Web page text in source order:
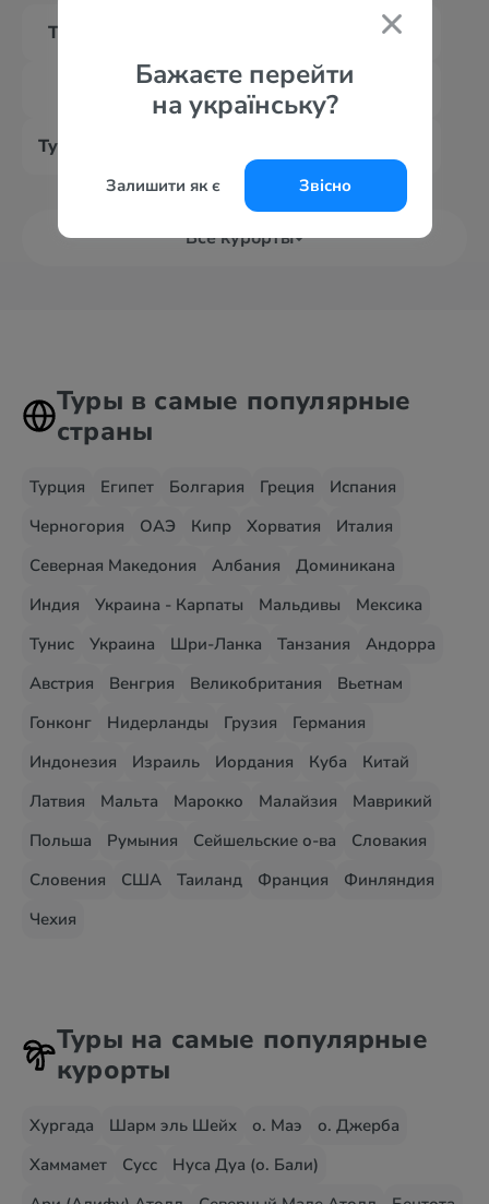
Бажаєте перейти
на українську?
Залишити як є Звісно
Туры из Абу Даби Туры из Дубая
Туры из Граца Туры из Инсбрука
Туры из Зальцбурга
Все курорты
Туры в самые популярные
страны
Турция Египет Болгария Греция
Испания
Черногория
ОАЭ Кипр Хорватия
Италия
Северная Македония
Албания
Доминикана
Индия
Украина - Карпаты Мальдивы
Мексика
Тунис
Украина Шри-Ланка Танзания
Андорра
Австрия
Венгрия Великобритания
Вьетнам
Гонконг
Нидерланды Грузия
Германия
Индонезия
Израиль Иордания Куба
Китай
Латвия
Мальта Марокко Малайзия
Маврикий
Польша
Румыния Сейшельские о-ва
Словакия
Словения
США Таиланд Франция
Финляндия
Чехия
Туры на самые популярные
курорты
Хургада Шарм эль Шейх о. Маэ
о. Джерба
Хаммамет
Сусс
Нуса Дуа (о. Бали)